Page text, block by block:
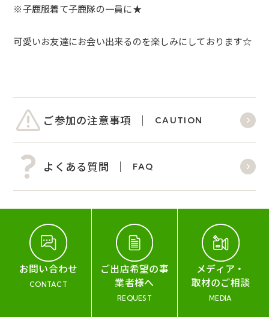
※子鹿服着て子鹿隊の一員に★
可愛いお友達にお会い出来るのを楽しみにしております☆
ご参加の注意事項 CAUTION
よくある質問 FAQ
お問い合わせ
CONTACT
ご出店希望の事
業者様へ
REQUEST
メディア・
取材のご相談
MEDIA